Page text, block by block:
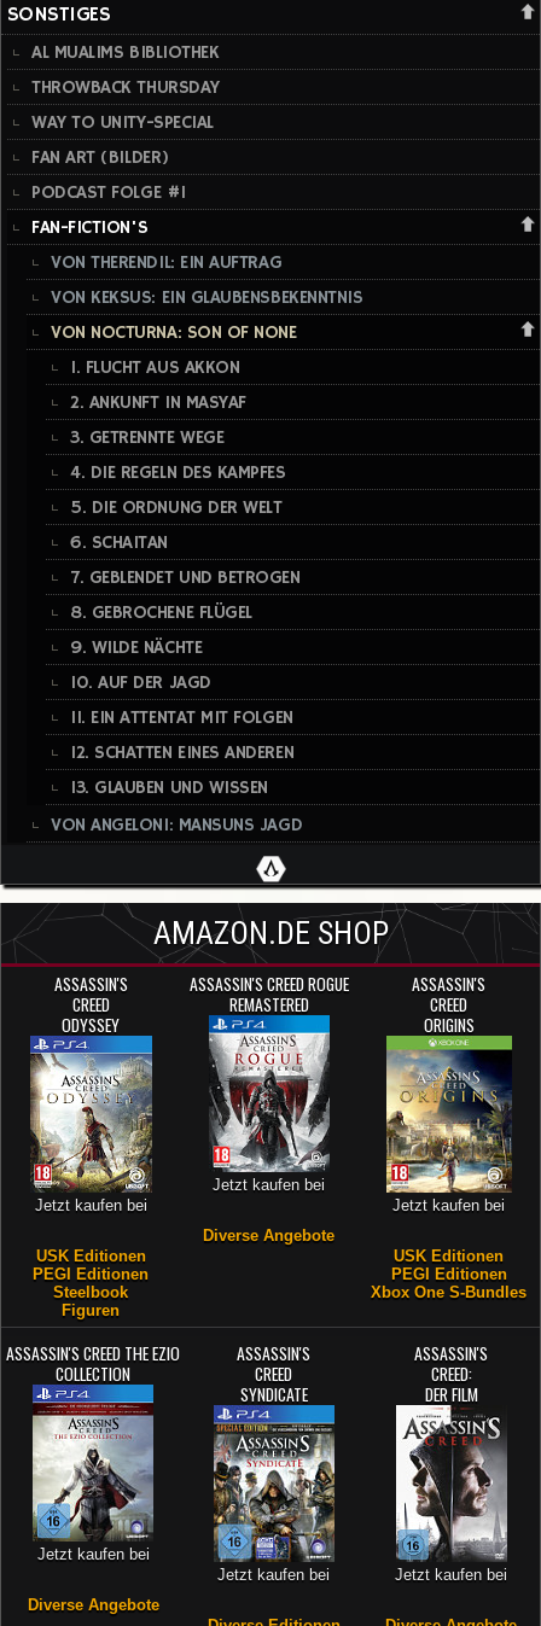
SONSTIGES
AL MUALIMS BIBLIOTHEK
THROWBACK THURSDAY
WAY TO UNITY-SPECIAL
FAN ART (BILDER)
PODCAST FOLGE #1
FAN-FICTION'S
VON THERENDIL: EIN AUFTRAG
VON KEKSUS: EIN GLAUBENSBEKENNTNIS
VON NOCTURNA: SON OF NONE
1. FLUCHT AUS AKKON
2. ANKUNFT IN MASYAF
3. GETRENNTE WEGE
4. DIE REGELN DES KAMPFES
5. DIE ORDNUNG DER WELT
6. SCHAITAN
7. GEBLENDET UND BETROGEN
8. GEBROCHENE FLÜGEL
9. WILDE NÄCHTE
10. AUF DER JAGD
11. EIN ATTENTAT MIT FOLGEN
12. SCHATTEN EINES ANDEREN
13. GLAUBEN UND WISSEN
VON ANGELONI: MANSUNS JAGD
AMAZON.DE SHOP
ASSASSIN'S
CREED
ODYSSEY
Jetzt kaufen bei
USK Editionen
PEGI Editionen
Steelbook
Figuren
ASSASSIN'S CREED ROGUE
REMASTERED
Jetzt kaufen bei
Diverse Angebote
ASSASSIN'S
CREED
ORIGINS
Jetzt kaufen bei
USK Editionen
PEGI Editionen
Xbox One S-Bundles
ASSASSIN'S CREED THE EZIO
COLLECTION
Jetzt kaufen bei
Diverse Angebote
ASSASSIN'S
CREED
SYNDICATE
Jetzt kaufen bei
ASSASSIN'S
CREED:
DER FILM
Jetzt kaufen bei